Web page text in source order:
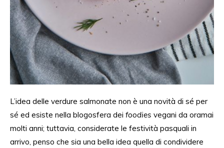
L’idea delle verdure salmonate non è una novità di sé per
sé ed esiste nella blogosfera dei foodies vegani da oramai
molti anni; tuttavia, considerate le festività pasquali in
arrivo, penso che sia una bella idea quella di condividere